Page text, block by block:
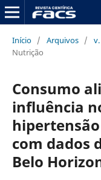
Início / Arquivos /
Nutrição
Consumo
influência
com dados
Belo